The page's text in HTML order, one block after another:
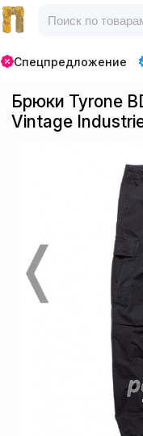
Спецпредложение
Брюки Tyrone
Vintage